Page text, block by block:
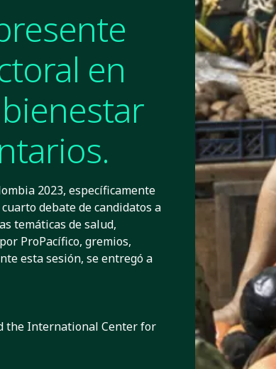
en
2023, específicamente
debate de candidatos a
temáticas de salud,
ProPacífico, gremios,
esta sesión, se entregó a
the International Center for